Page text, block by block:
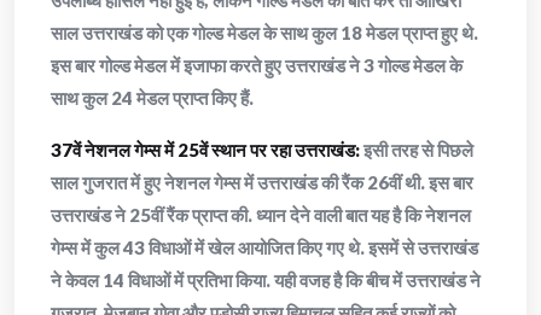
साल उत्तराखंड को एक गोल्ड मेडल के साथ कुल 18 मेडल प्राप्त हुए थे.
इस बार गोल्ड मेडल में इजाफा करते हुए उत्तराखंड ने 3 गोल्ड मेडल के
साथ कुल 24 मेडल प्राप्त किए हैं.
37वें नेशनल गेम्स में 25वें स्थान पर रहा उत्तराखंड:इसी तरह से पिछले
साल गुजरात में हुए नेशनल गेम्स में उत्तराखंड की रैंक 26वीं थी. इस बार
उत्तराखंड ने 25वीं रैंक प्राप्त की. ध्यान देने वाली बात यह है कि नेशनल
गेम्स में कुल 43 विधाओं में खेल आयोजित किए गए थे. इसमें से उत्तराखंड
ने केवल 14 विधाओं में प्रतिभा किया. यही वजह है कि बीच में उत्तराखंड ने